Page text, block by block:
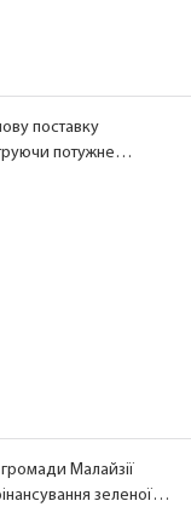
поставку
потужне
Малайзії
зеленої